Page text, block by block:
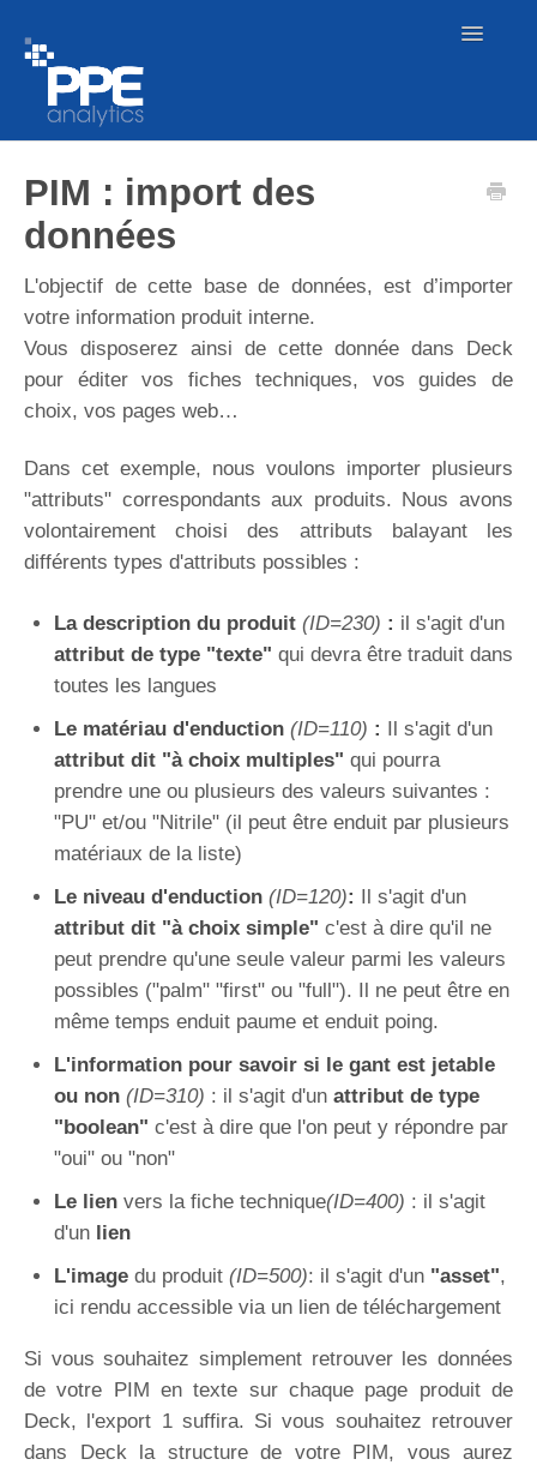
Toggle
Produits
Catalogues
Centre de téléchargement
Imports
Blog technique
PIM : import des
données
L'objectif de cette base de données, est d’importer
votre information produit interne.
Vous disposerez ainsi de cette donnée dans Deck
pour éditer vos fiches techniques, vos guides de
choix, vos pages web…
Dans cet exemple, nous voulons importer plusieurs
"attributs" correspondants aux produits. Nous avons
volontairement choisi des attributs balayant les
différents types d'attributs possibles :
La description du produit (ID=230) : il s'agit d'un
attribut de type "texte" qui devra être traduit dans
toutes les langues
Le matériau d'enduction (ID=110) : Il s'agit d'un
attribut dit "à choix multiples" qui pourra
prendre une ou plusieurs des valeurs suivantes :
"PU" et/ou "Nitrile" (il peut être enduit par plusieurs
matériaux de la liste)
Le niveau d'enduction (ID=120): Il s'agit d'un
attribut dit "à choix simple" c'est à dire qu'il ne
peut prendre qu'une seule valeur parmi les valeurs
possibles ("palm" "first" ou "full"). Il ne peut être en
même temps enduit paume et enduit poing.
L'information pour savoir si le gant est jetable
ou non (ID=310) : il s'agit d'un attribut de type
"boolean" c'est à dire que l'on peut y répondre par
"oui" ou "non"
Le lien vers la fiche technique(ID=400) : il s'agit
d'un lien
L'image du produit (ID=500): il s'agit d'un "asset",
ici rendu accessible via un lien de téléchargement
Si vous souhaitez simplement retrouver les données
de votre PIM en texte sur chaque page produit de
Deck, l'export 1 suffira. Si vous souhaitez retrouver
dans Deck la structure de votre PIM, vous aurez